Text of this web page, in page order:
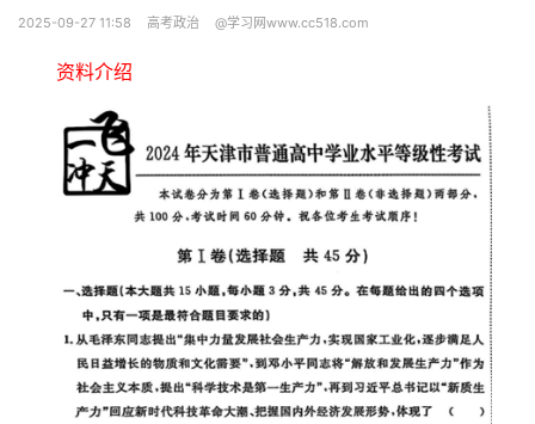
2025-09-27 11:58 高考政治 @学习网www.cc518.com
资料介绍